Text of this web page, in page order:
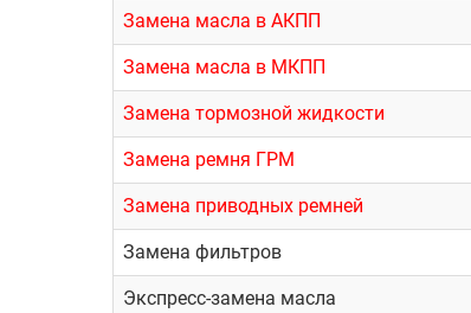
Замена масла в АКПП
Замена масла в МКПП
Замена тормозной жидкости
Замена ремня ГРМ
Замена приводных ремней
Замена фильтров
Экспресс-замена масла